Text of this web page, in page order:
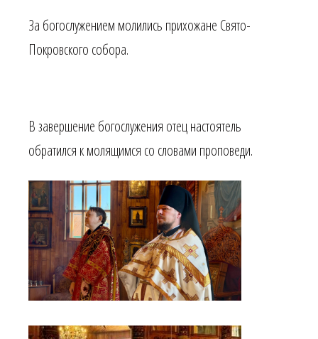
За богослужением молились прихожане Свято-
Покровского собора.
В завершение богослужения отец настоятель
обратился к молящимся со словами проповеди.